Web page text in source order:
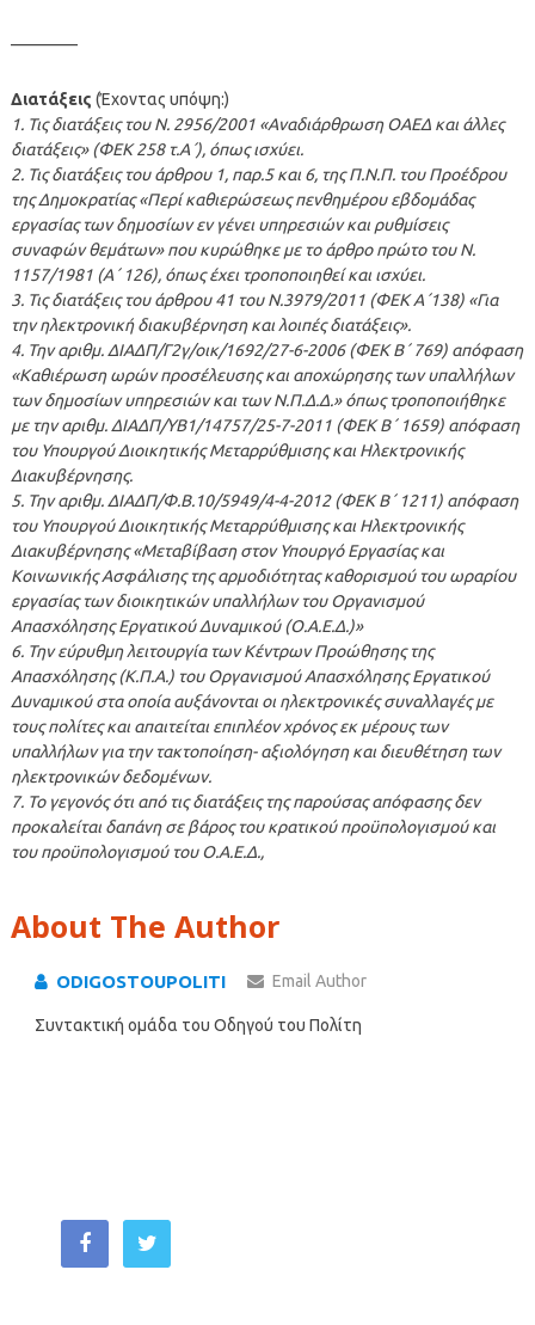
————
Διατάξεις (Έχοντας υπόψη:)
1. Τις διατάξεις του N. 2956/2001 «Αναδιάρθρωση ΟΑΕΔ και άλλες
διατάξεις» (ΦΕΚ 258 τ.Α΄), όπως ισχύει.
2. Τις διατάξεις του άρθρου 1, παρ.5 και 6, της Π.Ν.Π. του Προέδρου
της Δημοκρατίας «Περί καθιερώσεως πενθημέρου εβδομάδας
εργασίας των δημοσίων εν γένει υπηρεσιών και ρυθμίσεις
συναφών θεμάτων» που κυρώθηκε με το άρθρο πρώτο του N.
1157/1981 (Α΄ 126), όπως έχει τροποποιηθεί και ισχύει.
3. Τις διατάξεις του άρθρου 41 του N.3979/2011 (ΦΕΚ Α΄138) «Για
την ηλεκτρονική διακυβέρνηση και λοιπές διατάξεις».
4. Την αριθμ. ΔΙΑΔΠ/Γ2γ/οικ/1692/27-6-2006 (ΦΕΚ Β΄ 769) απόφαση
«Καθιέρωση ωρών προσέλευσης και αποχώρησης των υπαλλήλων
των δημοσίων υπηρεσιών και των Ν.Π.Δ.Δ.» όπως τροποποιήθηκε
με την αριθμ. ΔΙΑΔΠ/ΥΒ1/14757/25-7-2011 (ΦΕΚ Β΄ 1659) απόφαση
του Υπουργού Διοικητικής Μεταρρύθμισης και Ηλεκτρονικής
Διακυβέρνησης.
5. Την αριθμ. ΔΙΑΔΠ/Φ.Β.10/5949/4-4-2012 (ΦΕΚ Β΄ 1211) απόφαση
του Υπουργού Διοικητικής Μεταρρύθμισης και Ηλεκτρονικής
Διακυβέρνησης «Μεταβίβαση στον Υπουργό Εργασίας και
Κοινωνικής Ασφάλισης της αρμοδιότητας καθορισμού του ωραρίου
εργασίας των διοικητικών υπαλλήλων του Οργανισμού
Απασχόλησης Εργατικού Δυναμικού (Ο.Α.Ε.Δ.)»
6. Την εύρυθμη λειτουργία των Κέντρων Προώθησης της
Απασχόλησης (Κ.Π.Α.) του Οργανισμού Απασχόλησης Εργατικού
Δυναμικού στα οποία αυξάνονται οι ηλεκτρονικές συναλλαγές με
τους πολίτες και απαιτείται επιπλέον χρόνος εκ μέρους των
υπαλλήλων για την τακτοποίηση- αξιολόγηση και διευθέτηση των
ηλεκτρονικών δεδομένων.
7. Το γεγονός ότι από τις διατάξεις της παρούσας απόφασης δεν
προκαλείται δαπάνη σε βάρος του κρατικού προϋπολογισμού και
του προϋπολογισμού του Ο.Α.Ε.Δ.,
About The Author
ODIGOSTOUPOLITI Email Author
Συντακτική ομάδα του Οδηγού του Πολίτη